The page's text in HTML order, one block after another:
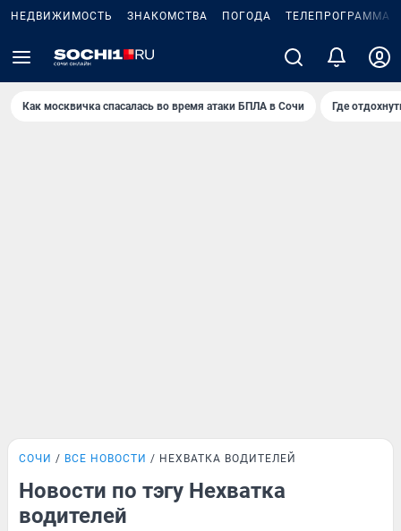
НЕДВИЖИМОСТЬ ЗНАКОМСТВА ПОГОДА ТЕЛЕПРОГРАММА
Как москвичка спасалась во время атаки БПЛА в Сочи Где
СОЧИ ВСЕ НОВОСТИ НЕХВАТКА ВОДИТЕЛЕЙ
Новости по тэгу Нехватка
водителей